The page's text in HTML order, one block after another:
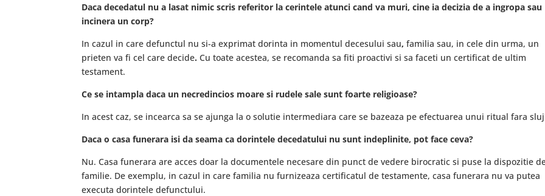
Daca decedatul nu a lasat nimic scris referitor la cerintele atunci cand va muri, cine ia decizia de a ingropa sau
incinera un corp?
In cazul in care defunctul nu si-a exprimat dorinta in momentul decesului sau,familia sau, in cele din urma, un
prieten va fi cel care decide.Cu toate acestea, se recomanda sa fiti proactivi si sa faceti un certificat de ultim
testament.
Ce se intampla daca un necredincios moare si rudele sale sunt foarte religioase?
In acest caz, se incearca sa se ajunga la o solutie intermediara care se bazeaza pe efectuarea unui ritual fara
Daca o casa funerara isi da seama ca dorintele decedatului nu sunt indeplinite, pot face ceva?
Nu. Casa funerara are acces doar la documentele necesare din punct de vedere birocratic si puse la dispozitie
familie. De exemplu, in cazul in care familia nu furnizeaza certificatul de testamente, casa funerara nu va putea
executa dorintele defunctului.